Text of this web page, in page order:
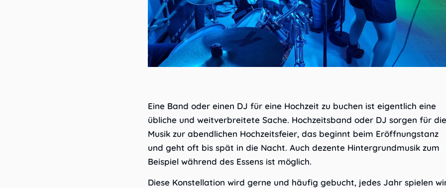
Eine Band oder einen DJ für eine Hochzeit zu buchen ist eigentlich eine
übliche und weitverbreitete Sache. Hochzeitsband oder DJ sorgen für die
Musik zur abendlichen Hochzeitsfeier, das beginnt beim Eröffnungstanz
und geht oft bis spät in die Nacht. Auch dezente Hintergrundmusik zum
Beispiel während des Essens ist möglich.
Diese Konstellation wird gerne und häufig gebucht, jedes Jahr spielen